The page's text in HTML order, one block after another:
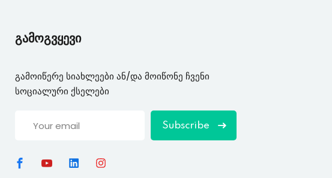
გამოგვყევი
გამოიწერე სიახლეები ან/და მოიწონე ჩვენი
სოციალური ქსელები
Subscribe